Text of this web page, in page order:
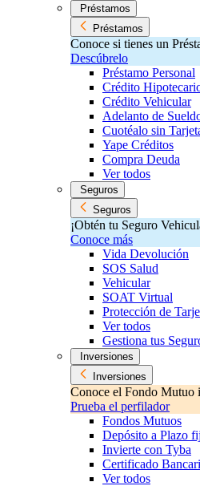
Préstamos
Préstamos
Conoce si tienes un
Descúbrelo
Préstamo Personal
Crédito
Crédito Vehicular
Adelanto de
Cuotéalo sin
Yape Créditos
Compra Deuda
Ver todos
Seguros
Seguros
¡Obtén tu Seguro
Conoce más
Vida Devolución
SOS Salud
Vehicular
SOAT Virtual
Protección de
Ver todos
Gestiona tus
Inversiones
Inversiones
Conoce el Fondo Mutuo
Prueba el perfilador
Fondos Mutuos
Depósito a Plazo
Invierte con Tyba
Certificado
Ver todos